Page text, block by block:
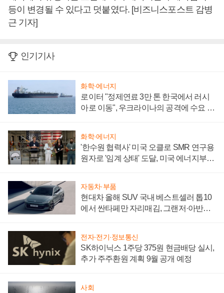
등이 변경될 수 있다고 덧붙였다. [비즈니스포스트 감병
근 기자]
인기기사
화학·에너지
로이터 "정제연료 3만 톤 한국에서 러시
아로 이동", 우크라이나의 공격에 수요 늘
화학·에너지
'한수원 협력사' 미국 오클로 SMR 연구용
원자로 '임계 상태' 도달, 미국 에너지부
자동차·부품
현대차 올해 SUV 국내 베스트셀러 톱10
에서 싼타페만 자리매김, 그랜저·아반떼
전자·전기·정보통신
SK하이닉스 1주당 375원 현금배당 실시,
추가 주주환원 계획 9월 공개 예정
사회